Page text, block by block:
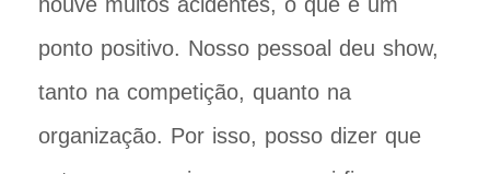
ponto positivo. Nosso pessoal deu show,
tanto na competição, quanto na
organização. Por isso, posso dizer que